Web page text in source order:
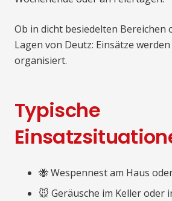
Ob in dicht besiedelten Bereichen
Lagen von Deutz: Einsätze
organisiert.
Typische
🐝 Wespennest am Haus
🐭 Geräusche im Keller oder